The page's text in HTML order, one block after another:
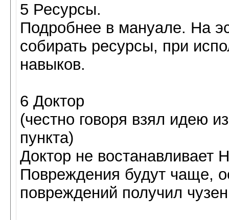
5 Ресурсы.
Подробнее в мануале. На
собирать ресурсы, при
навыков.
6 Доктор
(честно говоря взял идею
пункта)
Доктор не востанавливает
Повреждения будут чаще,
повреждений получил